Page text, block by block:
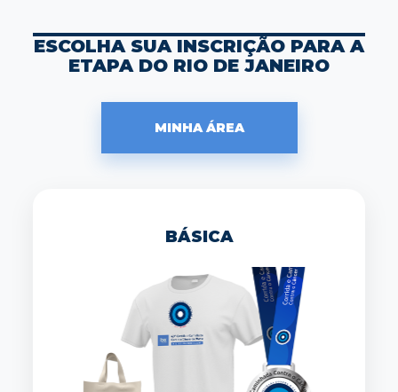
ESCOLHA SUA INSCRIÇÃO PARA A
ETAPA DO RIO DE JANEIRO
MINHA ÁREA
BÁSICA